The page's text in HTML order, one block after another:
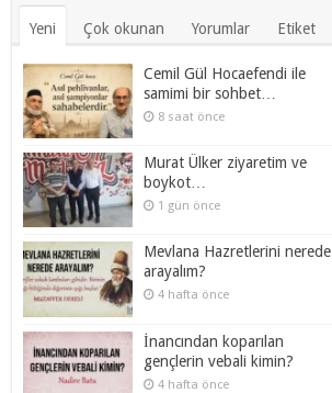
Yeni Çok okunan Yorumlar Etiket
Cemil Gül Hocaefendi ile
samimi bir sohbet…
8 saat önce
Murat Ülker ziyaretim ve
boykot…
1 gün önce
Mevlana Hazretlerini nerede
arayalım?
4 hafta önce
İnancından koparılan
gençlerin vebali kimin?
4 hafta önce